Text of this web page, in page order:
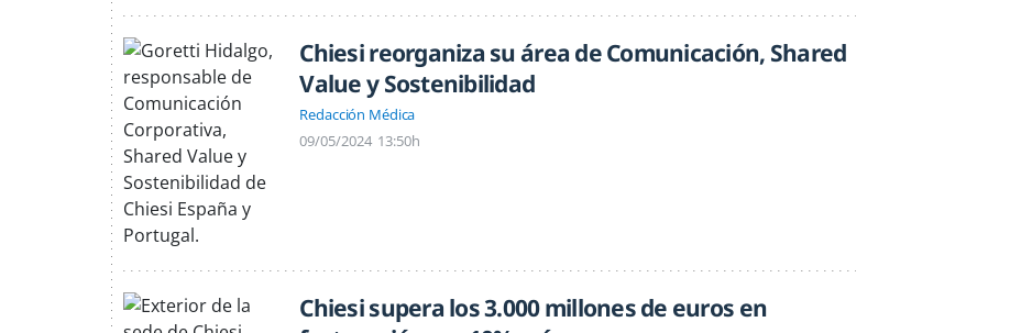
Chiesi reorganiza su área de Comunicación, Shared
Value y Sostenibilidad
Redacción Médica
09/05/2024 13:50h
Chiesi supera los 3.000 millones de euros en